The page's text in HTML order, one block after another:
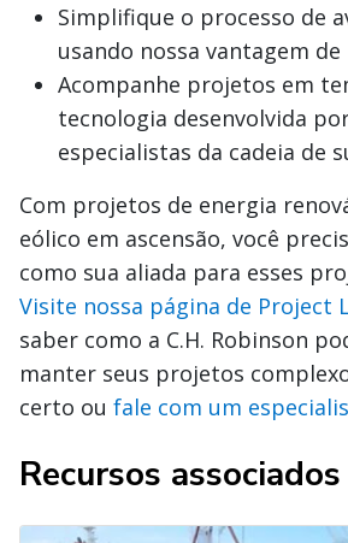
Simplifique o processo de
usando nossa vantagem
Acompanhe projetos em
tecnologia desenvolvida
especialistas da cadeia de
Com projetos de energia
eólico em ascensão, você
como sua aliada para esses
Visite nossa página de Project
saber como a C.H. Robinson
manter seus projetos
certo ou fale com um
Recursos associados